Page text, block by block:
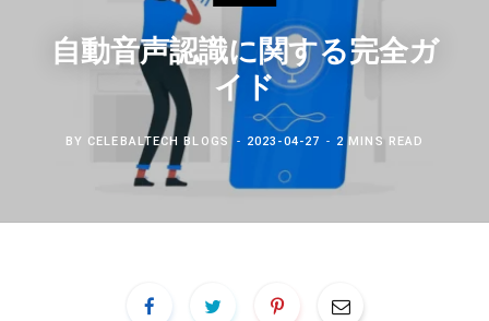
自動音声認識に関する完全ガ
イド
BY CELEBALTECH BLOGS 2023-04-27 2 MINS READ